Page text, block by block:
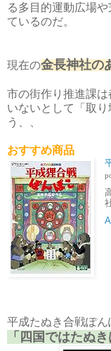
る多目的運動広場
ているのだ。
現在の金長神社の
市の街作り推進課
いないとして「取
う、、
おすすめ商品
平成たぬき合戦ぽ
「四国ではたぬ